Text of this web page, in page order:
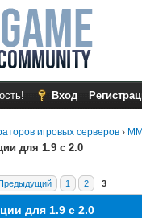
Вход
игровых серверов ›
для 1.9 с 2.0
1 2 3
- 0 в среднем
для 1.9 с 2.0